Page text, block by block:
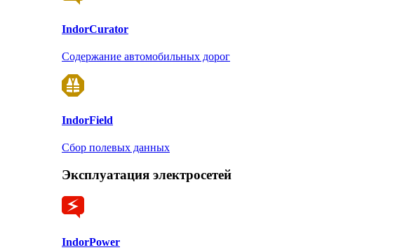
IndorCurator
Содержание автомобильных дорог
IndorField
Сбор полевых данных
Эксплуатация электросетей
IndorPower